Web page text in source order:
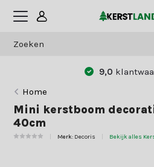
9,0
Home
Mini kerstboom
40cm
Merk: Decoris Bekijk alles